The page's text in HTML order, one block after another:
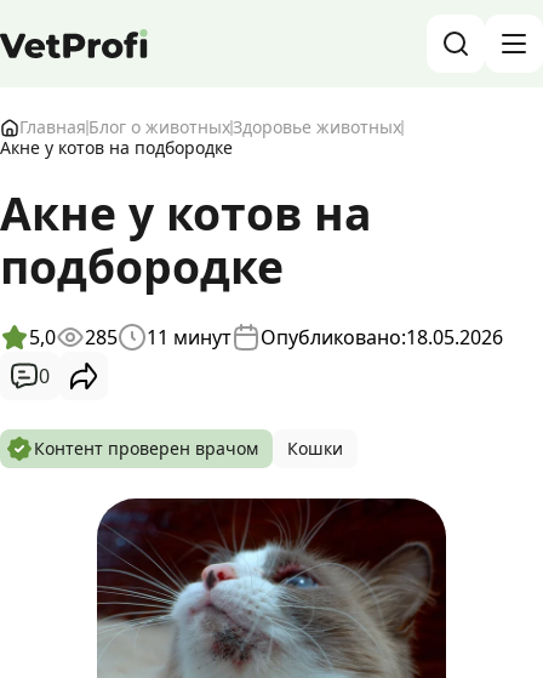
База знаний о животных и ветеринарии
Главная Блог о животныхЗдоровье животных
Акне у котов на подбородке
Акне у котов на
подбородке
5,0 285 11 минут Опубликовано:18.05.2026
0
Контент проверен врачом Кошки